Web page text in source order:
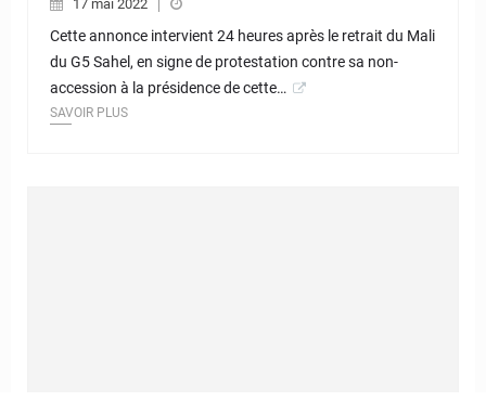
17 mai 2022
Cette annonce intervient 24 heures après le retrait du Mali
du G5 Sahel, en signe de protestation contre sa non-
accession à la présidence de cette…
SAVOIR PLUS